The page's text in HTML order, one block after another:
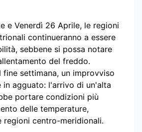
e Venerdì 26 Aprile, le regioni
continueranno a essere
sebbene si possa notare
del freddo.
fine settimana, un improvviso
in agguato: l'arrivo di un'alta
portare condizioni più
delle temperature,
regioni centro-meridionali.